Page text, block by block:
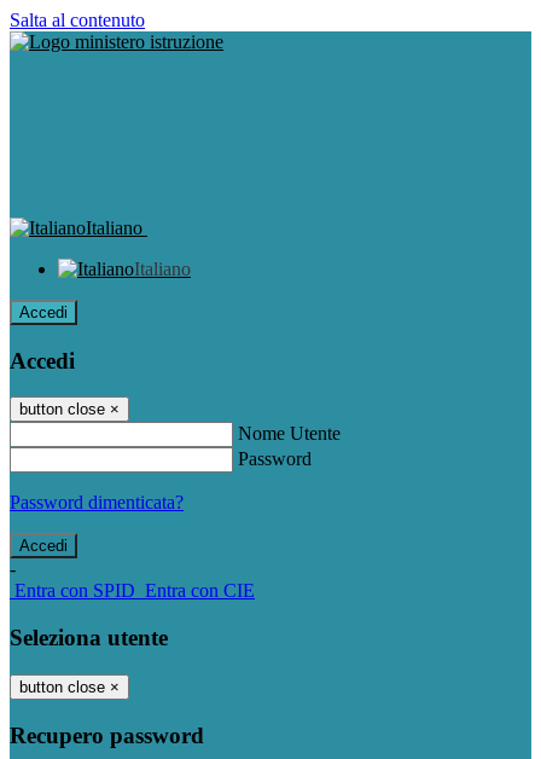
Salta al contenuto
Italiano
Italiano
Accedi
Accedi
button close ×
Nome Utente
Password
Password dimenticata?
-
Entra con SPID Entra con CIE
Seleziona utente
button close ×
Recupero password